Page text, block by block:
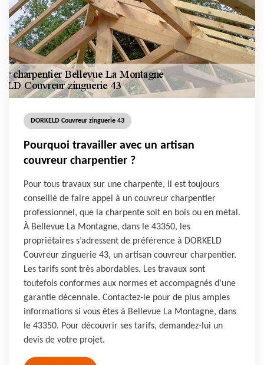
DORKELD Couvreur zinguerie 43
Pourquoi travailler avec un artisan
couvreur charpentier ?
Pour tous travaux sur une charpente, il est toujours
conseillé de faire appel à un couvreur charpentier
professionnel, que la charpente soit en bois ou en métal.
À Bellevue La Montagne, dans le 43350, les
propriétaires s’adressent de préférence à DORKELD
Couvreur zinguerie 43, un artisan couvreur charpentier.
Les tarifs sont très abordables. Les travaux sont
toutefois conformes aux normes et accompagnés d’une
garantie décennale. Contactez-le pour de plus amples
informations si vous êtes à Bellevue La Montagne, dans
le 43350. Pour découvrir ses tarifs, demandez-lui un
devis de votre projet.